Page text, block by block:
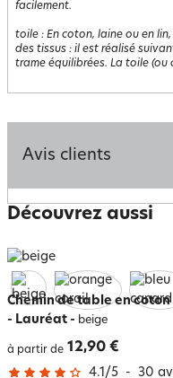
facilement.
toile : En coton, laine ou en
des tissus : il est réalisé
trame équilibrées. La toile (ou
Avis clients
Découvrez aussi
Chemin de table en
- Lauréat - beige
à partir de 12,90 €
4.1/5 - 30